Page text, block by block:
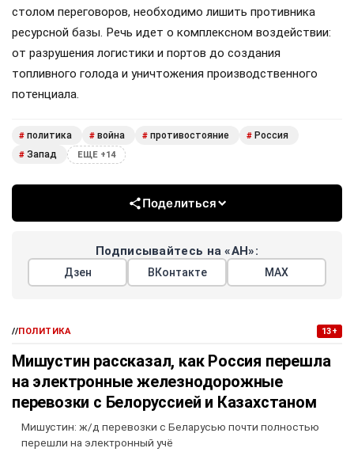
столом переговоров, необходимо лишить противника
ресурсной базы. Речь идет о комплексном воздействии:
от разрушения логистики и портов до создания
топливного голода и уничтожения производственного
потенциала.
# политика # война # противостояние # Россия
# Запад ЕЩЕ +14
Поделиться
Подписывайтесь на «АН»:
Дзен ВКонтакте МАХ
//ПОЛИТИКА 13+
Мишустин рассказал, как Россия перешла
на электронные железнодорожные
перевозки с Белоруссией и Казахстаном
Мишустин: ж/д перевозки с Беларусью почти полностью
перешли на электронный учё